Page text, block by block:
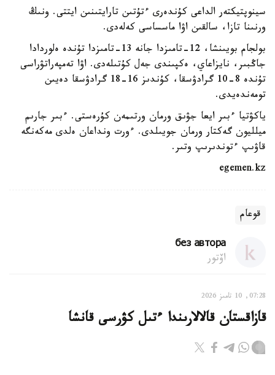
سينوپتيكتەر الداعى كۇندەرى ءتۇتىن تارايتىنىن ايتتى. ونىڭ
ورنىنا تازا، سالقىن اۋا ماسساسى كەلەدى.
بولجام بويىنشا، 12-تامىزدا جانە 13-تامىزدا تۇندە ەلوردادا
جاڭبىر، نايزاعاي، ەكپىندى جەل كۇتىلەدى. اۋا تەمپەراتۋراسى
تۇندە 8-10 گرادۋسقا، كۇندىز 16-18 گرادۋسقا دەيىن
تومەندەيدى.
ياكۋتيا ءبىر ايعا جۋىق ورمان ورتىمەن كۇرەستى. ءبىر جارىم
ميلليون گەكتار ورمان جويىلدى. ءورت ونداعان ەلدى مەكەنگە
قاۋىپ ءتوندىرىپ وتىر.
egemen.kz
قوعام
без автора
اۆتور
07:28, 10 تامىز 2026
قازاقستان قالالارىندا ءتىل كۋرسى قانشا